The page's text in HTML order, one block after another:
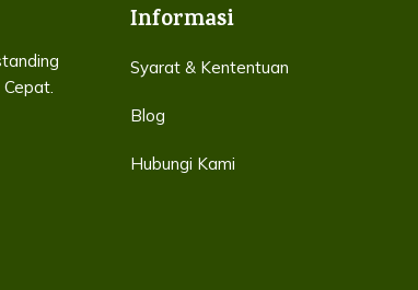
Informasi
Syarat & Kententuan
Blog
Hubungi Kami